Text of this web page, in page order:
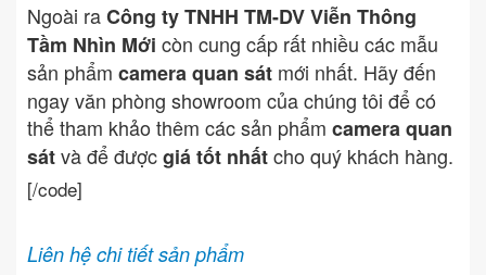
Ngoài raCông ty TNHH TM-DV Viễn Thông
Tầm Nhìn Mới còn cung cấp rất nhiều các mẫu
sản phẩm camera quan sát mới nhất. Hãy đến
ngay văn phòng showroom của chúng tôi để có
thể tham khảo thêm các sản phẩm camera quan
sátvà để đượcgiá tốt nhấtcho quý khách hàng.
[/code]
Liên hệ chi tiết sản phẩm